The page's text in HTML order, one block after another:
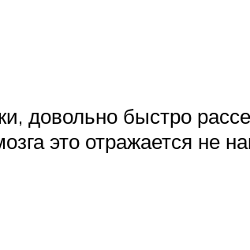
довольно быстро
это отражается не